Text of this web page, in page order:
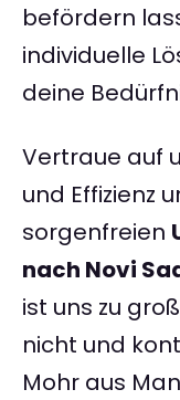
befördern
individuelle
deine
Vertraue auf
und Effizienz
sorgenfreien
nach Novi
ist uns zu
nicht und
Mohr aus